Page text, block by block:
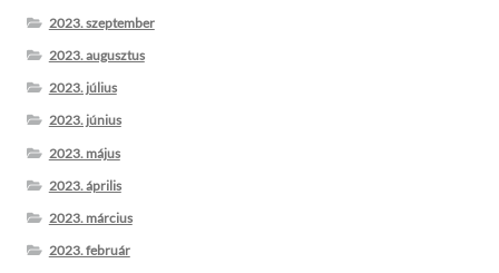
2023. szeptember
2023. augusztus
2023. július
2023. június
2023. május
2023. április
2023. március
2023. február